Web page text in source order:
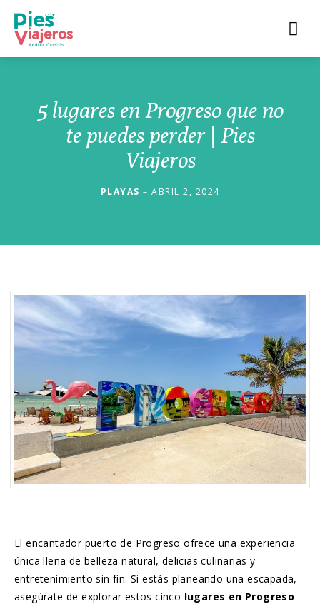
5 lugares en Progreso que no
te puedes perder | Pies
Viajeros
PLAYAS – ABRIL 2, 2024
El encantador puerto de Progreso ofrece una experiencia
única llena de belleza natural, delicias culinarias y
entretenimiento sin fin. Si estás planeando una escapada,
asegúrate de explorar estos cinco lugares en Progreso